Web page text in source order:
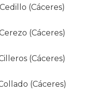
(Cáceres)
(Cáceres)
(Cáceres)
(Cáceres)